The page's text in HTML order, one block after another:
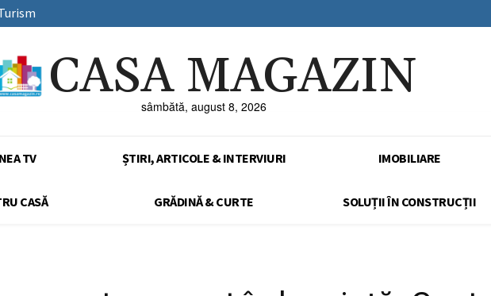
CASA MAGAZIN
sâmbătă, august 8, 2026
TV ȘTIRI, ARTICOLE & INTERVIURI IMOBILIARE
CASĂ GRĂDINĂ & CURTE SOLUȚII ÎN CONSTRUCȚII